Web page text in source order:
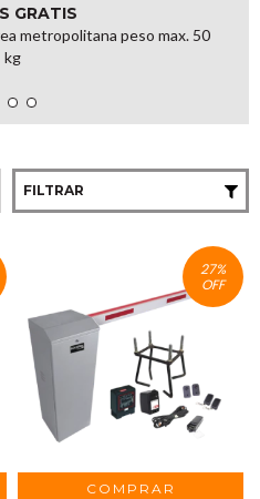
GRATIS
metropolitana peso max. 50
kg
FILTRAR
27%
OFF